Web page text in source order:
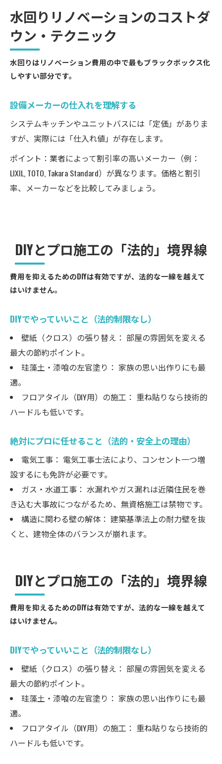
水回りリノベーションのコストダ
ウン・テクニック
水回りはリノベーション費用の中で最もブラックボックス化
しやすい部分です。
設備メーカーの仕入れを理解する
システムキッチンやユニットバスには「定価」がありま
すが、実際には「仕入れ値」が存在します。
ポイント：業者によって割引率の高いメーカー（例：
LIXIL, TOTO, Takara Standard）が異なります。価格と割引
率、メーカーなどを比較してみましょう。
DIYとプロ施工の「法的」境界線
費用を抑えるためのDIYは有効ですが、法的な一線を越えて
はいけません。
DIYでやっていいこと（法的制限なし）
壁紙（クロス）の張り替え： 部屋の雰囲気を変える
最大の節約ポイント。
珪藻土・漆喰の左官塗り： 家族の思い出作りにも最
適。
フロアタイル（DIY用）の施工： 重ね貼りなら技術的
ハードルも低いです。
絶対にプロに任せること（法的・安全上の理由）
電気工事： 電気工事士法により、コンセント一つ増
設するにも免許が必要です。
ガス・水道工事： 水漏れやガス漏れは近隣住民を巻
き込む大事故につながるため、無資格施工は禁物です。
構造に関わる壁の解体： 建築基準法上の耐力壁を抜
くと、建物全体のバランスが崩れます。
DIYとプロ施工の「法的」境界線
費用を抑えるためのDIYは有効ですが、法的な一線を越えて
はいけません。
DIYでやっていいこと（法的制限なし）
壁紙（クロス）の張り替え： 部屋の雰囲気を変える
最大の節約ポイント。
珪藻土・漆喰の左官塗り： 家族の思い出作りにも最
適。
フロアタイル（DIY用）の施工： 重ね貼りなら技術的
ハードルも低いです。